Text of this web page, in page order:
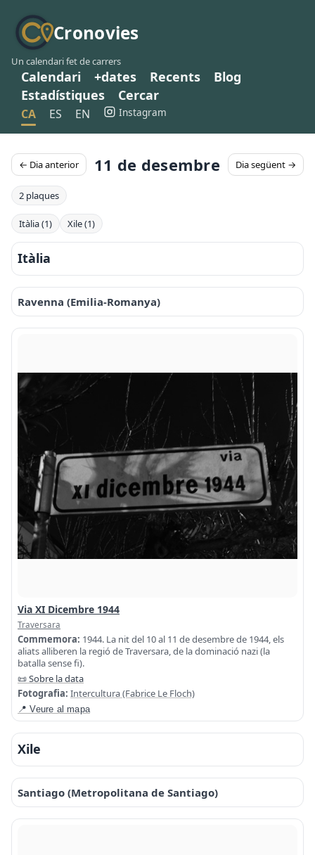
Cronovies
Un calendari fet de carrers
Calendari +dates Recents
Blog
Estadístiques
Cercar
CA ES EN Instagram
← Dia anterior 11 de desembre Dia següent →
2 plaques
Itàlia (1) Xile (1)
Itàlia
Ravenna (Emilia-Romanya)
Via XI Dicembre 1944
Traversara
Commemora: 1944. La nit del 10 al 11 de desembre de 1944, els
aliats alliberen la regió de Traversara, de la dominació nazi (la
batalla sense fi).
📜 Sobre la data
Fotografia: Intercultura (Fabrice Le Floch)
📍 Veure al mapa
Xile
Santiago (Metropolitana de Santiago)